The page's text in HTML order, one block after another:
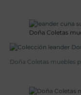
Doña Coletas
Doña Coletas muebles